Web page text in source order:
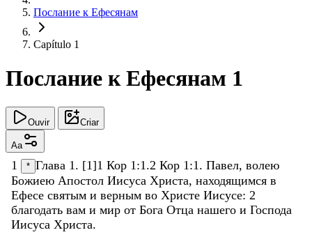
Послание к Ефесянам
Capítulo 1
Послание к Ефесянам 1
Ouvir Criar
Aa
1 * Глава 1. [1]1 Кор 1:1 .2 Кор 1:1 . Павел, волею
Божиею Апостол Иисуса Христа, находящимся в
Ефесе святым и верным во Христе Иисусе: 2
благодать вам и мир от Бога Отца нашего и Господа
Иисуса Христа.